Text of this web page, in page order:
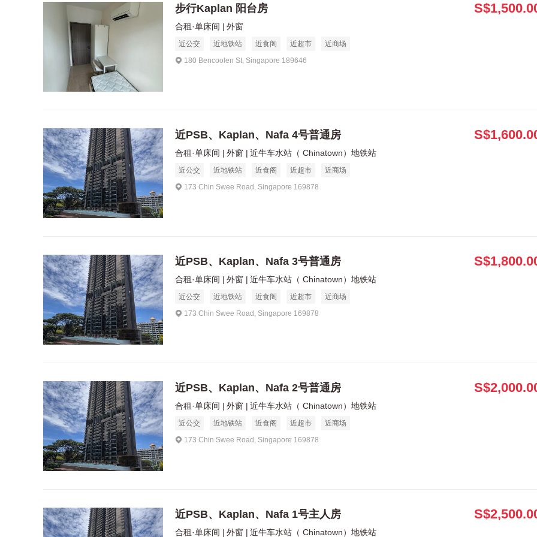
步行Kaplan 阳台房
合租·单床间 外窗
近公交 近地铁站 近食阁 近超市
近商场
180 Bencoolen St, Singapore 189646
近PSB、Kaplan、Nafa 4号普通房
合租·单床间 外窗 近牛车水站（ Chinatown）地铁站
近公交 近地铁站 近食阁 近超市
近商场
173 Chin Swee Road, Singapore 169878
近PSB、Kaplan、Nafa 3号普通房
合租·单床间 外窗 近牛车水站（ Chinatown）地铁站
近公交 近地铁站 近食阁 近超市
近商场
173 Chin Swee Road, Singapore 169878
近PSB、Kaplan、Nafa 2号普通房
合租·单床间 外窗 近牛车水站（ Chinatown）地铁站
近公交 近地铁站 近食阁 近超市
近商场
173 Chin Swee Road, Singapore 169878
近PSB、Kaplan、Nafa 1号主人房
合租·单床间 外窗 近牛车水站（ Chinatown）地铁站